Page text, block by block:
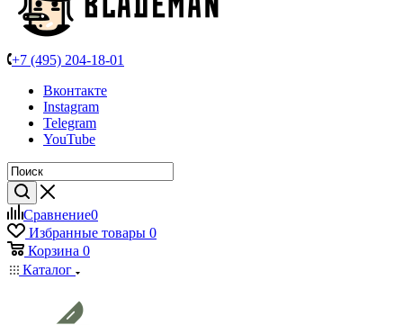
+7 (495) 204-18-01
Вконтакте
Instagram
Telegram
YouTube
Сравнение0
Избранные товары 0
Корзина 0
Каталог